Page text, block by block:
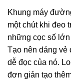
Khung máy
một chút khi đeo
những cọc số
Tạo nên dáng vẻ
dễ đọc của nó.
đơn giản tạo